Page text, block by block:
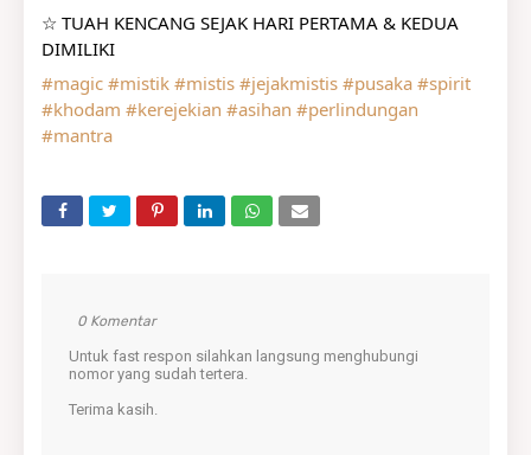
☆ TUAH KENCANG SEJAK HARI PERTAMA & KEDUA
DIMILIKI
#magic #mistik #mistis #jejakmistis #pusaka #spirit
#khodam #kerejekian #asihan #perlindungan
#mantra
0 Komentar
Untuk fast respon silahkan langsung menghubungi
nomor yang sudah tertera.
Terima kasih.